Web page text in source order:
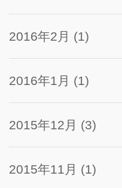
2016年2月 (1)
2016年1月 (1)
2015年12月 (3)
2015年11月 (1)